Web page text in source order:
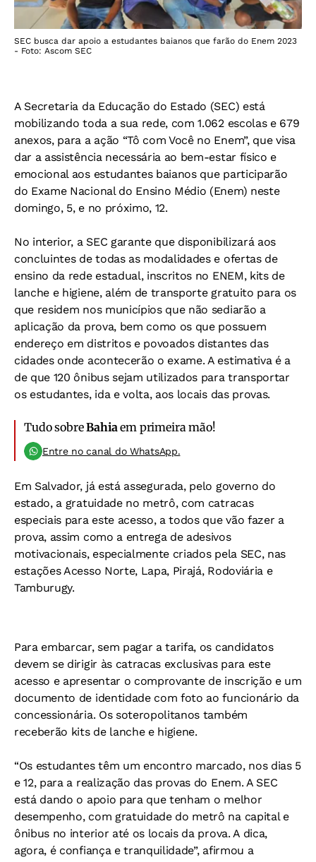
SEC busca dar apoio a estudantes baianos que farão do Enem 2023
- Foto: Ascom SEC
A Secretaria da Educação do Estado (SEC) está
mobilizando toda a sua rede, com 1.062 escolas e 679
anexos, para a ação “Tô com Você no Enem”, que visa
dar a assistência necessária ao bem-estar físico e
emocional aos estudantes baianos que participarão
do Exame Nacional do Ensino Médio (Enem) neste
domingo, 5, e no próximo, 12.
No interior, a SEC garante que disponibilizará aos
concluintes de todas as modalidades e ofertas de
ensino da rede estadual, inscritos no ENEM, kits de
lanche e higiene, além de transporte gratuito para os
que residem nos municípios que não sediarão a
aplicação da prova, bem como os que possuem
endereço em distritos e povoados distantes das
cidades onde acontecerão o exame. A estimativa é a
de que 120 ônibus sejam utilizados para transportar
os estudantes, ida e volta, aos locais das provas.
Tudo sobreBahiaem primeira mão!
Entre no canal do WhatsApp.
Em Salvador, já está assegurada, pelo governo do
estado, a gratuidade no metrô, com catracas
especiais para este acesso, a todos que vão fazer a
prova, assim como a entrega de adesivos
motivacionais, especialmente criados pela SEC, nas
estações Acesso Norte, Lapa, Pirajá, Rodoviária e
Tamburugy.
Para embarcar, sem pagar a tarifa, os candidatos
devem se dirigir às catracas exclusivas para este
acesso e apresentar o comprovante de inscrição e um
documento de identidade com foto ao funcionário da
concessionária. Os soteropolitanos também
receberão kits de lanche e higiene.
“Os estudantes têm um encontro marcado, nos dias 5
e 12, para a realização das provas do Enem. A SEC
está dando o apoio para que tenham o melhor
desempenho, com gratuidade do metrô na capital e
ônibus no interior até os locais da prova. A dica,
agora, é confiança e tranquilidade”, afirmou a